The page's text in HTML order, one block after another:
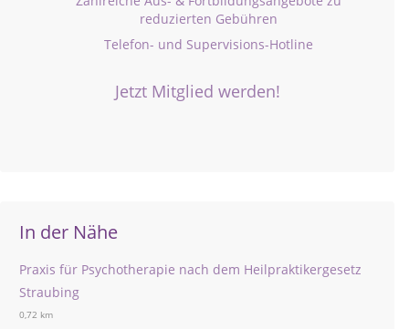
reduzierten Gebühren
Telefon- und Supervisions-Hotline
Jetzt Mitglied werden!
In der Nähe
Praxis für Psychotherapie nach dem Heilpraktikergesetz
Straubing
0,72 km